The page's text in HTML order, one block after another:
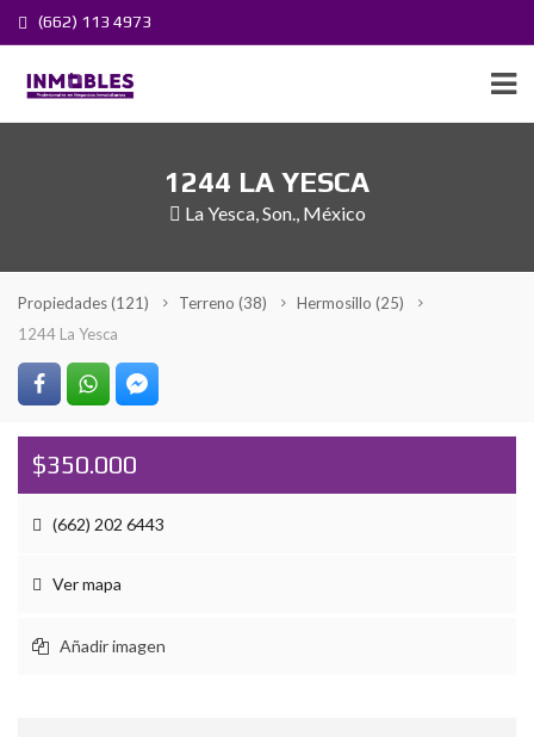
(662) 113 4973
1244 LA YESCA
La Yesca, Son., México
Propiedades(121) Terreno (38) Hermosillo (25)
1244 La Yesca
$350.000
(662) 202 6443
Ver mapa
Añadir imagen